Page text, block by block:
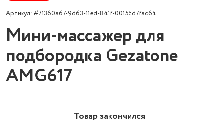
Артикул: #71360a67-9d63-11ed-841f-00155d7fac64
Мини-массажер для
подбородка Gezatone
AMG617
Товар закончился